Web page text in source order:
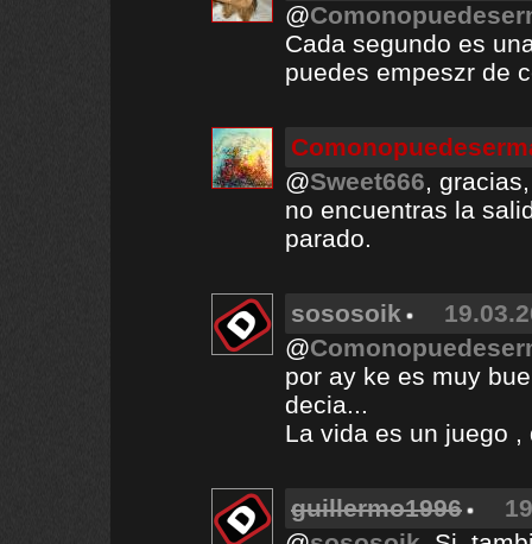
@
Cada segundo es
puedes empeszr de
@Sweet666,
no encuentras la
parado.
sososoik
@
por ay ke es muy
decia...
La vida es un juego
guillermo1996